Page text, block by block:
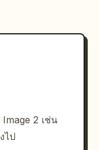
Page —
ไอคอน
งการปรับ
รได้หมด"},
ไอคอนโล่
ทำงานใน
งเดียวโดยค่าเริ่ม
2 เช่น
ไป